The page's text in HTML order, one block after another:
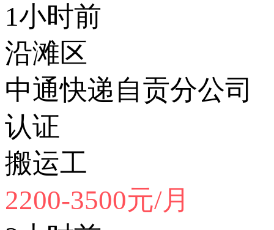
1小时前
沿滩区
中通快递自贡分公司
认证
搬运工
2200-3500元/月